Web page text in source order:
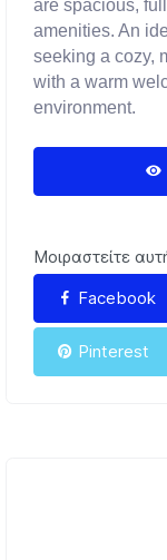
are spacious,
amenities. An
seeking a cozy,
with a warm
environment.
Μοιραστείτε
Facebook
Pinterest